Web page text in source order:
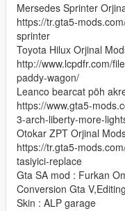
Mersedes Sprinter
https://tr.gta5-
sprinter
Toyota Hilux Orjinal
http://www.lcpdfr.com/
paddy-wagon/
Leanco bearcat pöh
https://www.gta5-
3-arch-liberty-more-
Otokar ZPT Orjinal
https://tr.gta5-
tasiyici-replace
Gta SA mod : Furkan
Conversion Gta
Skin : ALP garage